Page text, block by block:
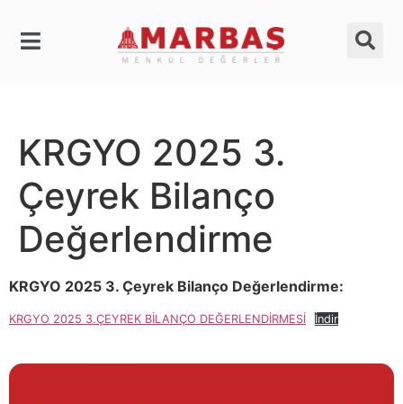
KRGYO 2025 3.
Çeyrek Bilanço
Değerlendirme
KRGYO 2025 3. Çeyrek Bilanço Değerlendirme:
KRGYO 2025 3.ÇEYREK BİLANÇO DEĞERLENDİRMESİ İndir